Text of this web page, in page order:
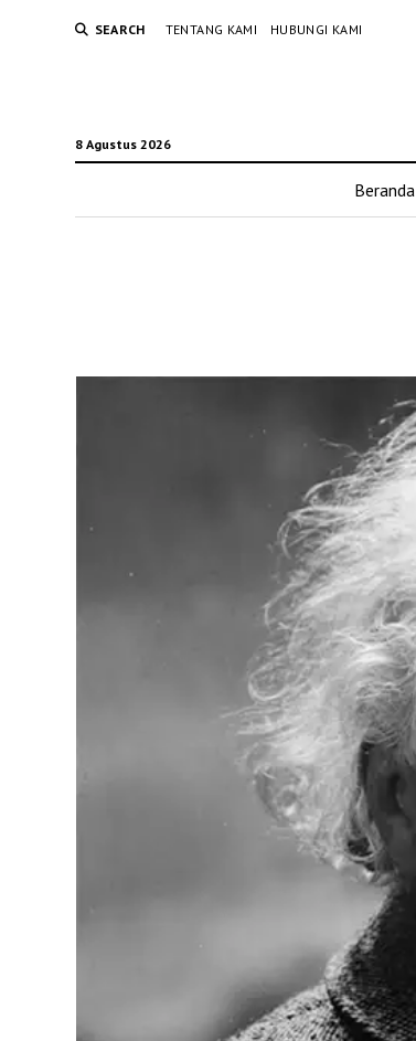
SEARCH TENTANG KAMI HUBUNGI KAMI
8 Agustus 2026
Beranda